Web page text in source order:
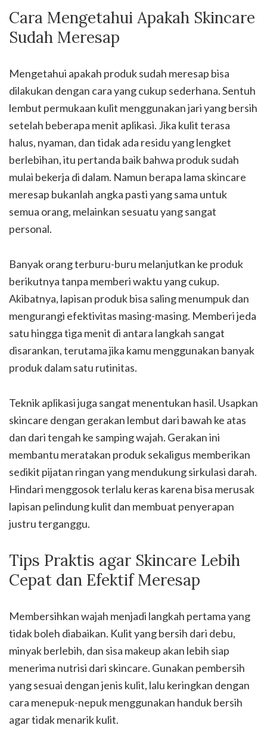
Cara Mengetahui Apakah Skincare
Sudah Meresap
Mengetahui apakah produk sudah meresap bisa
dilakukan dengan cara yang cukup sederhana. Sentuh
lembut permukaan kulit menggunakan jari yang bersih
setelah beberapa menit aplikasi. Jika kulit terasa
halus, nyaman, dan tidak ada residu yang lengket
berlebihan, itu pertanda baik bahwa produk sudah
mulai bekerja di dalam. Namun berapa lama skincare
meresap bukanlah angka pasti yang sama untuk
semua orang, melainkan sesuatu yang sangat
personal.
Banyak orang terburu-buru melanjutkan ke produk
berikutnya tanpa memberi waktu yang cukup.
Akibatnya, lapisan produk bisa saling menumpuk dan
mengurangi efektivitas masing-masing. Memberi jeda
satu hingga tiga menit di antara langkah sangat
disarankan, terutama jika kamu menggunakan banyak
produk dalam satu rutinitas.
Teknik aplikasi juga sangat menentukan hasil. Usapkan
skincare dengan gerakan lembut dari bawah ke atas
dan dari tengah ke samping wajah. Gerakan ini
membantu meratakan produk sekaligus memberikan
sedikit pijatan ringan yang mendukung sirkulasi darah.
Hindari menggosok terlalu keras karena bisa merusak
lapisan pelindung kulit dan membuat penyerapan
justru terganggu.
Tips Praktis agar Skincare Lebih
Cepat dan Efektif Meresap
Membersihkan wajah menjadi langkah pertama yang
tidak boleh diabaikan. Kulit yang bersih dari debu,
minyak berlebih, dan sisa makeup akan lebih siap
menerima nutrisi dari skincare. Gunakan pembersih
yang sesuai dengan jenis kulit, lalu keringkan dengan
cara menepuk-nepuk menggunakan handuk bersih
agar tidak menarik kulit.